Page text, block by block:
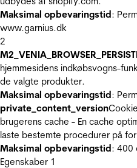
Maksimal opbevaringstid:
www.garnius.dk
2
hjemmesidens indkøbsvogns-
de valgte produkter.
Maksimal opbevaringstid:
private_content_version
brugerens cache - En cache
laste bestemte procedurer på
Maksimal opbevaringstid: 400
Egenskaber 1